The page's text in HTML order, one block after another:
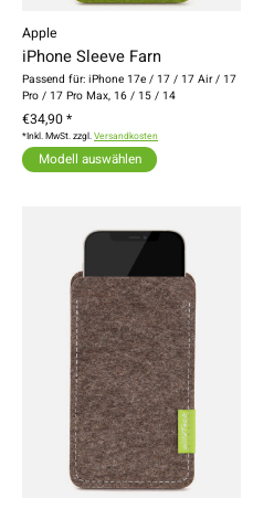
Apple
iPhone Sleeve Farn
Passend für: iPhone 17e / 17 / 17 Air / 17
Pro / 17 Pro Max, 16 / 15 / 14
€34,90 *
*Inkl. MwSt. zzgl.Versandkosten
Modell auswählen